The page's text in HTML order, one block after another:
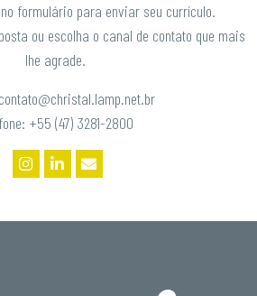
formulário para enviar seu currículo.
ou escolha o canal de contato que mais
lhe agrade.
+55 (47) 3281-2800